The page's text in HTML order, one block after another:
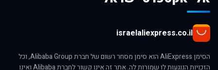
israelaliexpress.co.il
הסימן AliExpress הוא סימן מסחר רשום של חברת Alibaba Group, וכל
הזכויות הנוגעות לו שמורות לה. אתר זה אינו קשור לחברת Alibaba ואינו